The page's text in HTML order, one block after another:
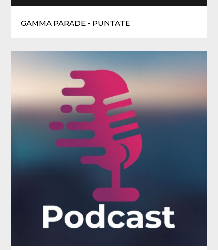
GAMMA PARADE - PUNTATE